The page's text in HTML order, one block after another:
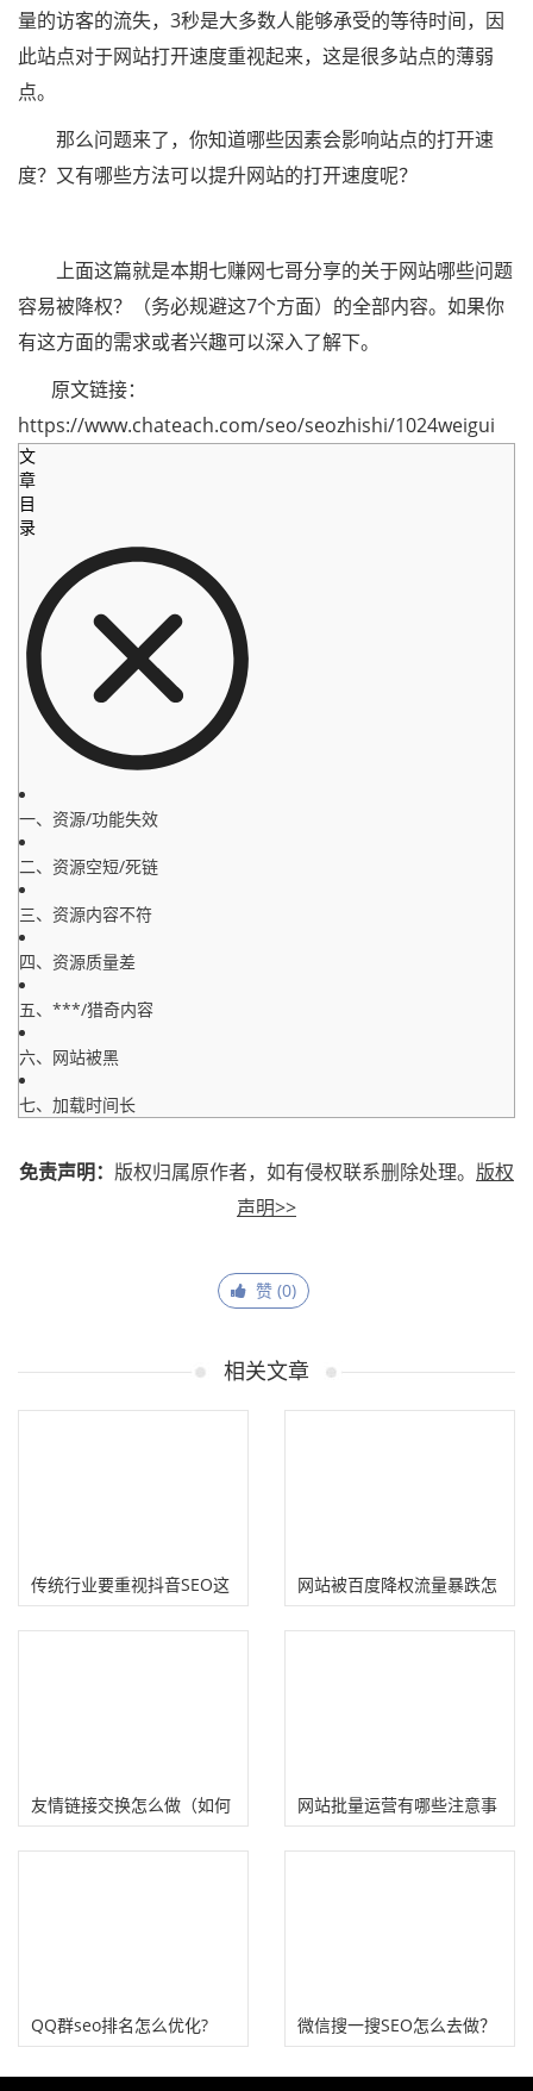
量的访客的流失，3秒是大多数人能够承受的等待时间，因
此站点对于网站打开速度重视起来，这是很多站点的薄弱
点。
那么问题来了，你知道哪些因素会影响站点的打开速
度？又有哪些方法可以提升网站的打开速度呢？
上面这篇就是本期七赚网七哥分享的关于网站哪些问题
容易被降权？（务必规避这7个方面）的全部内容。如果你
有这方面的需求或者兴趣可以深入了解下。
原文链接：
https://www.chateach.com/seo/seozhishi/1024weigui
文
章
目
录
一、资源/功能失效
二、资源空短/死链
三、资源内容不符
四、资源质量差
五、***/猎奇内容
六、网站被黑
七、加载时间长
免责声明： 版权归属原作者，如有侵权联系删除处理。 版权
声明>>
赞 (0)
相关文章
传统行业要重视抖音SEO这
个免费流量
网站被百度降权流量暴跌怎
么办?
友情链接交换怎么做（如何
换友情链接、换链注意事
网站批量运营有哪些注意事
项？（如何伪原创文章）
QQ群seo排名怎么优化?
微信搜一搜SEO怎么去做？